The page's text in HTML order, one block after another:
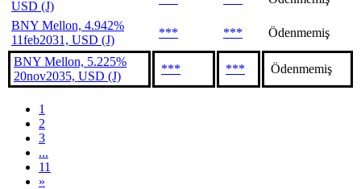
USD (J)
BNY Mellon, 4.942%
11feb2031, USD (J)
*** *** Ödenmemiş
BNY Mellon, 5.225%
20nov2035, USD (J)
*** *** Ödenmemiş
1
2
3
...
11
»